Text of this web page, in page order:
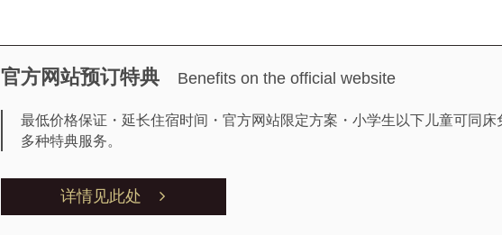
官方网站预订特典 Benefits on the official website
最低价格保证・延长住宿时间・官方网站限定方案・小学生以下儿童可同床
多种特典服务。
详情见此处